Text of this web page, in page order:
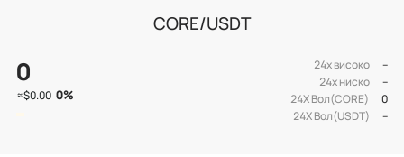
CORE/USDT
0
≈$0.00 0%
24х високо
--
24х ниско
--
24Х Вол(CORE)
0
24Х Вол(USDT)
--